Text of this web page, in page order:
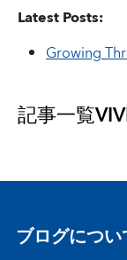
Latest Posts:
Growing
記事一覧
ブログについ